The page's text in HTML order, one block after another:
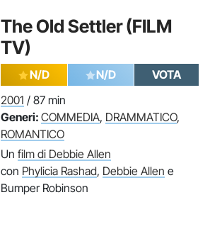
The Old Settler (FILM
TV)
N/D N/D
VOTA
2001 / 87 min
Generi: COMMEDIA, DRAMMATICO,
ROMANTICO
Un film di Debbie Allen
con Phylicia Rashad, Debbie Allen e
Bumper Robinson